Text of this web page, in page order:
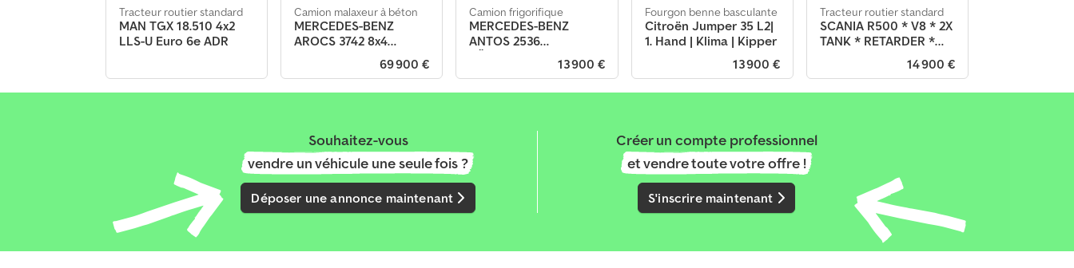
Tracteur routier standard
MAN TGX 18.510 4x2
LLS-U Euro 6e ADR
Camion malaxeur à béton
MERCEDES-BENZ
AROCS 3742 8x4
EUROMIX 10 m³69 900 €
Camion frigorifique
MERCEDES-BENZ
ANTOS 2536
KÜHLKOFFER / LBW /
CARRIER / 9,00M /13 900 €
Fourgon benne basculante
Citroën Jumper 35 L2|
1. Hand | Klima | Kipper
13 900 €
Tracteur routier standard
SCANIA R500 * V8 * 2X
TANK * RETARDER *
ACC * STANDKLIM14 900 €
Souhaitez-vous
vendre un véhicule une seule fois ?
Déposer une annonce maintenant
Créer un compte professionnel
et vendre toute votre offre !
S'inscrire maintenant